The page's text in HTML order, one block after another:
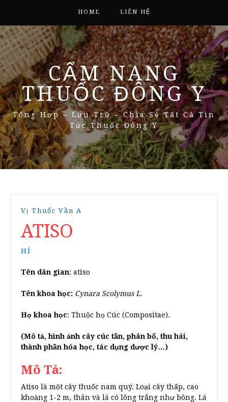
HOME LIÊN HỆ
CẨM NANG
THUỐC ĐÔNG Y
Tổng Hợp – Lưu Trữ – Chia Sẻ Tất Cả Tin
Tức Thuốc Đông Y
Vị Thuốc Vần A
ATISO
HÍ
Tên dân gian: atiso
Tên khoa học: Cynara Scolymus L.
Họ khoa học: Thuộc họ Cúc (Compositae).
(Mô tả, hình ảnh cây cúc tần, phân bố, thu hái,
thành phần hóa học, tác dụng dược lý…)
Mô Tả:
Atiso là một cây thuốc nam quý. Loại cây thấp, cao
khoảng 1-2 m, thân và lá có lông trắng như bông. Lá